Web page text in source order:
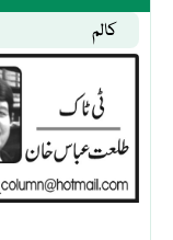
کالم